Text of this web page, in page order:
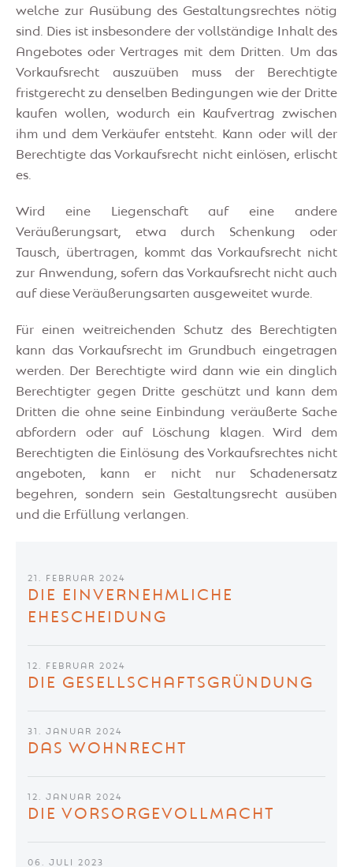
welche zur Ausübung des Gestaltungsrechtes nötig
sind. Dies ist insbesondere der vollständige Inhalt des
Angebotes oder Vertrages mit dem Dritten. Um das
Vorkaufsrecht auszuüben muss der Berechtigte
fristgerecht zu denselben Bedingungen wie der Dritte
kaufen wollen, wodurch ein Kaufvertrag zwischen
ihm und dem Verkäufer entsteht. Kann oder will der
Berechtigte das Vorkaufsrecht nicht einlösen, erlischt
es.
Wird eine Liegenschaft auf eine andere
Veräußerungsart, etwa durch Schenkung oder
Tausch, übertragen, kommt das Vorkaufsrecht nicht
zur Anwendung, sofern das Vorkaufsrecht nicht auch
auf diese Veräußerungsarten ausgeweitet wurde.
Für einen weitreichenden Schutz des Berechtigten
kann das Vorkaufsrecht im Grundbuch eingetragen
werden. Der Berechtigte wird dann wie ein dinglich
Berechtigter gegen Dritte geschützt und kann dem
Dritten die ohne seine Einbindung veräußerte Sache
abfordern oder auf Löschung klagen. Wird dem
Berechtigten die Einlösung des Vorkaufsrechtes nicht
angeboten, kann er nicht nur Schadenersatz
begehren, sondern sein Gestaltungsrecht ausüben
und die Erfüllung verlangen.
21. FEBRUAR 2024
DIE EINVERNEHMLICHE
EHESCHEIDUNG
12. FEBRUAR 2024
DIE GESELLSCHAFTSGRÜNDUNG
31. JANUAR 2024
DAS WOHNRECHT
12. JANUAR 2024
DIE VORSORGEVOLLMACHT
06. JULI 2023